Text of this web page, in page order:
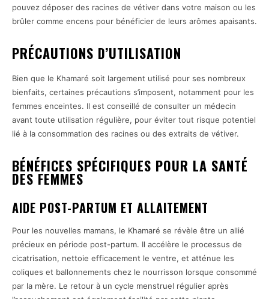
pouvez déposer des racines de vétiver dans votre maison ou les
brûler comme encens pour bénéficier de leurs arômes apaisants.
PRÉCAUTIONS D’UTILISATION
Bien que le Khamaré soit largement utilisé pour ses nombreux
bienfaits, certaines précautions s’imposent, notamment pour les
femmes enceintes. Il est conseillé de consulter un médecin
avant toute utilisation régulière, pour éviter tout risque potentiel
lié à la consommation des racines ou des extraits de vétiver.
BÉNÉFICES SPÉCIFIQUES POUR LA SANTÉ
DES FEMMES
AIDE POST-PARTUM ET ALLAITEMENT
Pour les nouvelles mamans, le Khamaré se révèle être un allié
précieux en période post-partum. Il accélère le processus de
cicatrisation, nettoie efficacement le ventre, et atténue les
coliques et ballonnements chez le nourrisson lorsque consommé
par la mère. Le retour à un cycle menstruel régulier après